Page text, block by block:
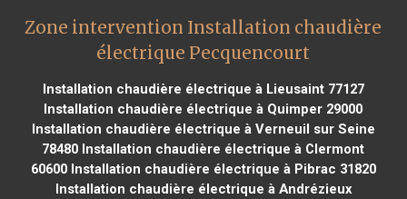
Zone intervention Installation chaudière
électrique Pecquencourt
Installation chaudière électrique à Lieusaint 77127
Installation chaudière électrique à Quimper 29000
Installation chaudière électrique à Verneuil sur Seine
78480 Installation chaudière électrique à Clermont
60600Installation chaudière électrique à Pibrac 31820
Installation chaudière électrique à Andrézieux